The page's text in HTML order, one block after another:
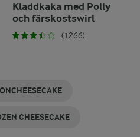
Kladdkaka med Polly
och färskostswirl
(1266)
CHEESECAKE